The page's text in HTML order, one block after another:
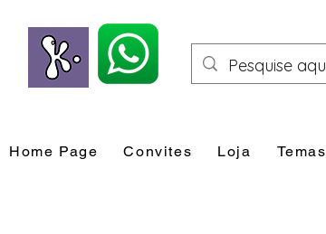
Home Page Convites Loja Temas